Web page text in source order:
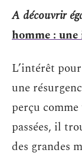
A découvrir
homme :
L’intérêt
une
perçu
passées, il
des grandes